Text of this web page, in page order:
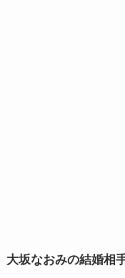
大坂なおみの結婚相